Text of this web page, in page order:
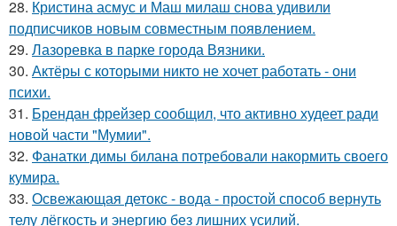
28. Кристина асмус и Маш милаш снова удивили
подписчиков новым совместным появлением.
29. Лазоревка в парке города Вязники.
30. Актёры с которыми никто не хочет работать - они
психи.
31. Брендан фрейзер сообщил, что активно худеет ради
новой части "Мумии".
32. Фанатки димы билана потребовали накормить своего
кумира.
33. Освежающая детокс - вода - простой способ вернуть
телу лёгкость и энергию без лишних усилий.